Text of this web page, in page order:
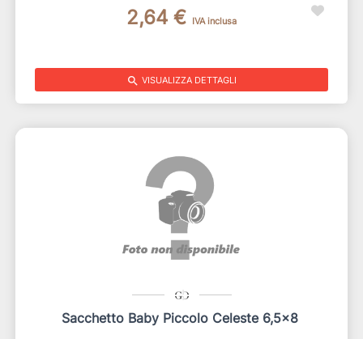
2,64 € IVA inclusa
search VISUALIZZA DETTAGLI
Sacchetto Baby Piccolo Celeste 6,5x8